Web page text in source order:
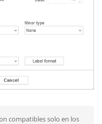
compatibles solo en los